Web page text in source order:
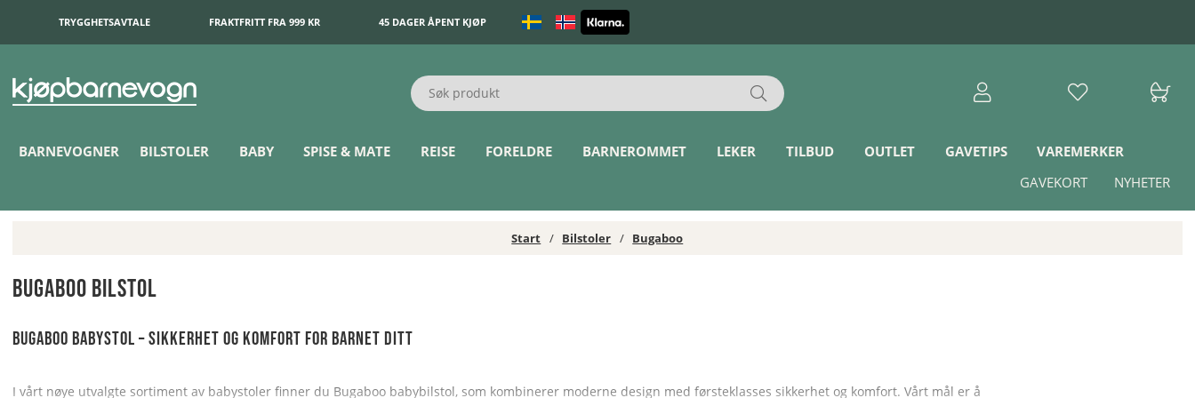
TRYGGHETSAVTALE FRAKTFRITT FRA 999 KR 45 DAGER ÅPENT KJØP
BARNEVOGNER BILSTOLER BABY SPISE & MATE REISE FORELDRE BARNEROMMET LEKER TILBUD OUTLET GAVETIPS
VAREMERKER
NYHETER
GAVEKORT
Start Bilstoler Bugaboo
Bugaboo Bilstol
Bugaboo babystol – Sikkerhet og komfort for barnet ditt
I vårt nøye utvalgte sortiment av babystoler finner du Bugaboo babybilstol, som kombinerer moderne design med førsteklasses sikkerhet og komfort. Vårt mål er å